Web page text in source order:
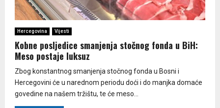
Hercegovina Vijesti
Kobne posljedice smanjenja stočnog fonda u BiH:
Meso postaje luksuz
Zbog konstantnog smanjenja stočnog fonda u Bosni i
Hercegovini će u narednom periodu doći i do manjka domaće
govedine na našem tržištu, te će meso...